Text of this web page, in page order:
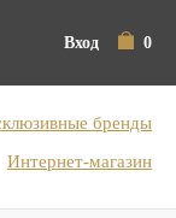
Вход 0
бренды
Интернет-магазин